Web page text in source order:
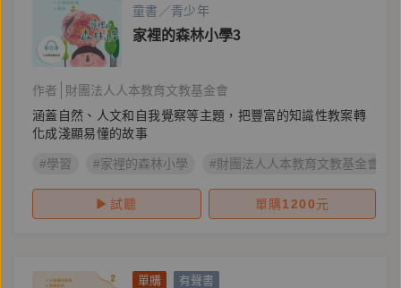
童書／青少年
家裡的森林小學3
作者
財團法人人本教育文教基金會
涵蓋自然、人文和自我覺察等主題，把豐富的知識性教案轉
化成淺顯易懂的故事
#學習 #家裡的森林小學 #財團法人人本教育文教基金會
試聽 單購1200元
單購 有聲書